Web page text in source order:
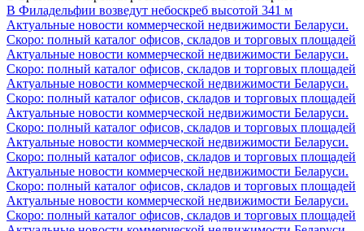
В Филадельфии возведут небоскреб высотой 341 м
Актуальные новости коммерческой недвижимости Беларуси.
Скоро: полный каталог офисов, складов и торговых площадей
Актуальные новости коммерческой недвижимости Беларуси.
Скоро: полный каталог офисов, складов и торговых площадей
Актуальные новости коммерческой недвижимости Беларуси.
Скоро: полный каталог офисов, складов и торговых площадей
Актуальные новости коммерческой недвижимости Беларуси.
Скоро: полный каталог офисов, складов и торговых площадей
Актуальные новости коммерческой недвижимости Беларуси.
Скоро: полный каталог офисов, складов и торговых площадей
Актуальные новости коммерческой недвижимости Беларуси.
Скоро: полный каталог офисов, складов и торговых площадей
Актуальные новости коммерческой недвижимости Беларуси.
Скоро: полный каталог офисов, складов и торговых площадей